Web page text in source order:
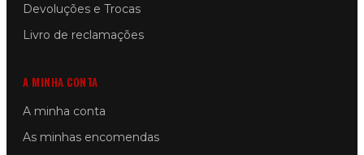
Devoluções e Trocas
Livro de reclamações
A MINHA CONTA
A minha conta
As minhas encomendas